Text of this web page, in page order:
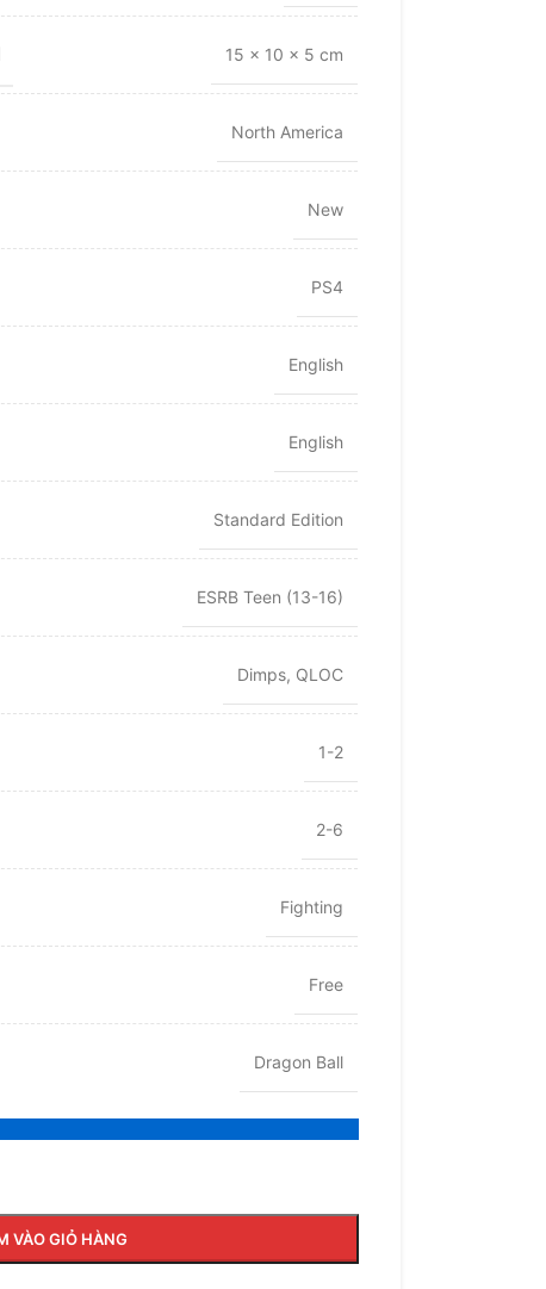
15 × 10 × 5 cm
North America
New
PS4
English
English
Standard Edition
ESRB Teen (13-16)
Dimps, QLOC
1-2
2-6
Fighting
Free
Dragon Ball
VÀO GIỎ HÀNG